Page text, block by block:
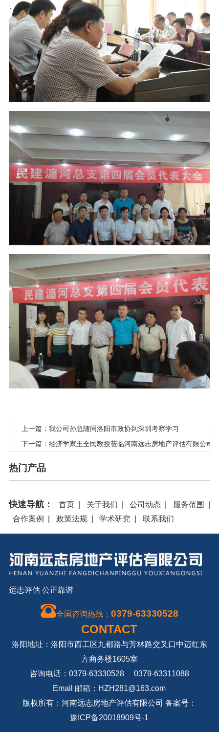
上一篇：我公司孙总随同洛阳市政协到深圳考察学习
下一篇：经济学家王全民教授莅临河南远志房地产评估有限公司
热门产品
快速导航： 首页 关于我们 公司动态 服务范围
合作案例
政策法规 学术研究 联系我们
远志评估 公正靠谱
全国咨询热线： 0379-63330528
CONTACT
洛阳地址：洛阳市西工区九都路与芳林路交叉口中迈红东
方商务楼1605室
咨询电话：0379-63330528 0379-63311088
Email 邮箱：HZH281@163.com
版权所有：河南远志房地产评估有限公司 备案号：
豫ICP备20018909号-1